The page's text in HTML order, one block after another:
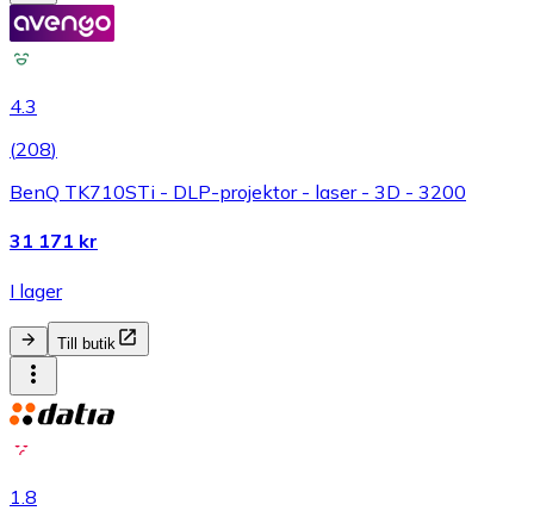
4.3
(208)
BenQ TK710STi - DLP-projektor - laser - 3D - 3200
31 171 kr
I lager
Till butik
1.8